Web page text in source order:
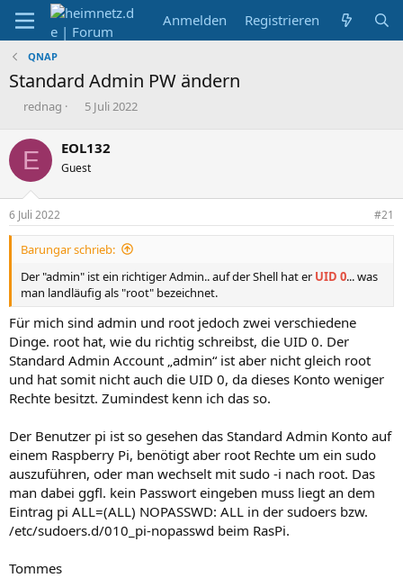
Anmelden Registrieren
QNAP
Standard Admin PW ändern
E
s
t
e
l
l
e
r
rednag
E
t
e
l
a
m
5 Juli 2022
E EOL132
Guest
6 Juli 2022 #21
Barungar schrieb:
Der "admin" ist ein richtiger Admin.. auf der Shell hat er UID 0... was
man landläufig als "root" bezeichnet.
Für mich sind admin und root jedoch zwei verschiedene
Dinge. root hat, wie du richtig schreibst, die UID 0. Der
Standard Admin Account „admin“ ist aber nicht gleich root
und hat somit nicht auch die UID 0, da dieses Konto weniger
Rechte besitzt. Zumindest kenn ich das so.
Der Benutzer pi ist so gesehen das Standard Admin Konto auf
einem Raspberry Pi, benötigt aber root Rechte um ein sudo
auszuführen, oder man wechselt mit sudo -i nach root. Das
man dabei ggfl. kein Passwort eingeben muss liegt an dem
Eintrag pi ALL=(ALL) NOPASSWD: ALL in der sudoers bzw.
/etc/sudoers.d/010_pi-nopasswd beim RasPi.
Tommes